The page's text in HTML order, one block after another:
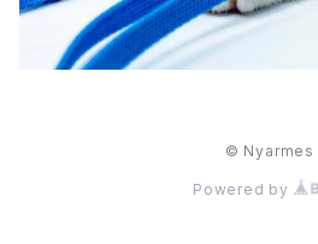
© Nyarmes
Powered by